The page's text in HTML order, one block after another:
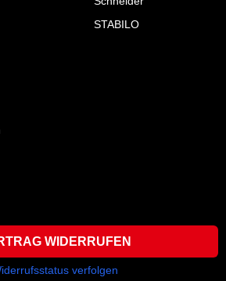
STABILO
WIDERRUFEN
verfolgen